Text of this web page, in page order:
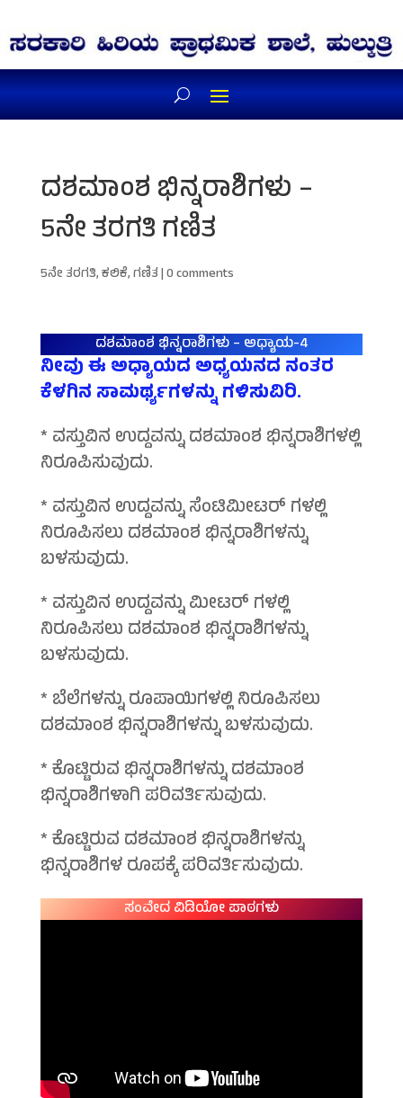
ದಶಮಾಂಶ ಭಿನ್ನರಾಶಿಗಳು –
5ನೇ ತರಗತಿ ಗಣಿತ
5ನೇ ತರಗತಿ,ಕಲಿಕೆ,ಗಣಿತ|0 comments
ದಶಮಾಂಶ ಭಿನ್ನರಾಶಿಗಳು – ಅಧ್ಯಾಯ-4
ನೀವು ಈ ಅಧ್ಯಾಯದ ಅಧ್ಯಯನದ ನಂತರ
ಕೆಳಗಿನ ಸಾಮರ್ಥ್ಯಗಳನ್ನು ಗಳಿಸುವಿರಿ.
* ವಸ್ತುವಿನ ಉದ್ದವನ್ನು ದಶಮಾಂಶ ಭಿನ್ನರಾಶಿಗಳಲ್ಲಿ
ನಿರೂಪಿಸುವುದು.
* ವಸ್ತುವಿನ ಉದ್ದವನ್ನು ಸೆಂಟಿಮೀಟರ್ ಗಳಲ್ಲಿ
ನಿರೂಪಿಸಲು ದಶಮಾಂಶ ಭಿನ್ನರಾಶಿಗಳನ್ನು
ಬಳಸುವುದು.
* ವಸ್ತುವಿನ ಉದ್ದವನ್ನು ಮೀಟರ್ ಗಳಲ್ಲಿ
ನಿರೂಪಿಸಲು ದಶಮಾಂಶ ಭಿನ್ನರಾಶಿಗಳನ್ನು
ಬಳಸುವುದು.
* ಬೆಲೆಗಳನ್ನು ರೂಪಾಯಿಗಳಲ್ಲಿ ನಿರೂಪಿಸಲು
ದಶಮಾಂಶ ಭಿನ್ನರಾಶಿಗಳನ್ನು ಬಳಸುವುದು.
* ಕೊಟ್ಟಿರುವ ಭಿನ್ನರಾಶಿಗಳನ್ನು ದಶಮಾಂಶ
ಭಿನ್ನರಾಶಿಗಳಾಗಿ ಪರಿವರ್ತಿಸುವುದು.
* ಕೊಟ್ಟಿರುವ ದಶಮಾಂಶ ಭಿನ್ನರಾಶಿಗಳನ್ನು
ಭಿನ್ನರಾಶಿಗಳ ರೂಪಕ್ಕೆ ಪರಿವರ್ತಿಸುವುದು.
ಸಂವೇದ ವಿಡಿಯೋ ಪಾಠಗಳು